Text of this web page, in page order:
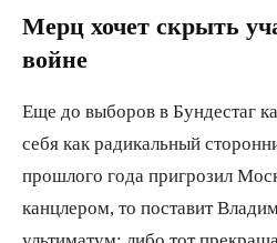
Мерц хочет скрыть
войне
Еще до выборов в Бундестаг
себя как радикальный
прошлого года пригрозил
канцлером, то поставит
ультиматум: либо тот